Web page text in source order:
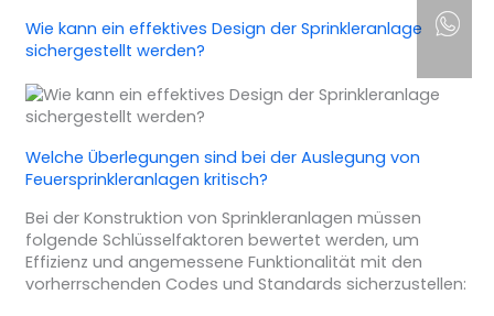
Wie kann ein effektives Design der Sprinkleranlage
sichergestellt werden?
Welche Überlegungen sind bei der Auslegung von
Feuersprinkleranlagen kritisch?
Bei der Konstruktion von Sprinkleranlagen müssen
folgende Schlüsselfaktoren bewertet werden, um
Effizienz und angemessene Funktionalität mit den
vorherrschenden Codes und Standards sicherzustellen: